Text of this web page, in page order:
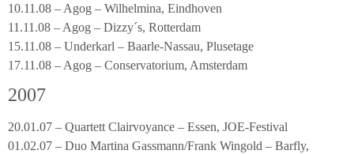
10.11.08 – Agog – Wilhelmina, Eindhoven
11.11.08 – Agog – Dizzy´s, Rotterdam
15.11.08 – Underkarl – Baarle-Nassau, Plusetage
17.11.08 – Agog – Conservatorium, Amsterdam
2007
20.01.07 – Quartett Clairvoyance – Essen, JOE-Festival
01.02.07 – Duo Martina Gassmann/Frank Wingold – Barfly,